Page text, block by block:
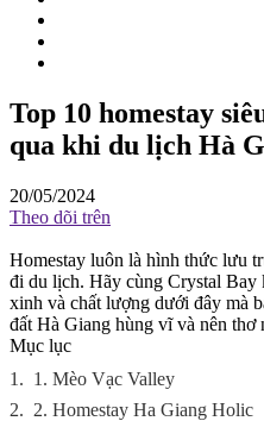
Top 10 homestay
qua khi du lịch Hà
20/05/2024
Theo dõi trên
Homestay luôn là hình thức lưu
đi du lịch. Hãy cùng Crystal Bay
xinh và chất lượng dưới đây mà
đất Hà Giang hùng vĩ và nên thơ
Mục lục
1. 1. Mèo Vạc Valley
2. 2. Homestay Ha Giang Holic